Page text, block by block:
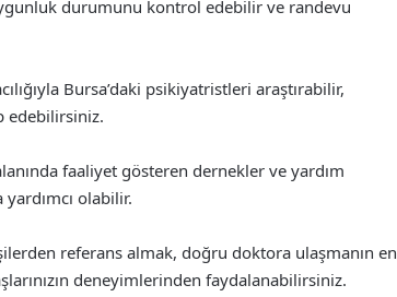
durumunu kontrol edebilir ve randevu
Bursa’daki psikiyatristleri araştırabilir,
edebilirsiniz.
faaliyet gösteren dernekler ve yardım
olabilir.
referans almak, doğru doktora ulaşmanın en
deneyimlerinden faydalanabilirsiniz.